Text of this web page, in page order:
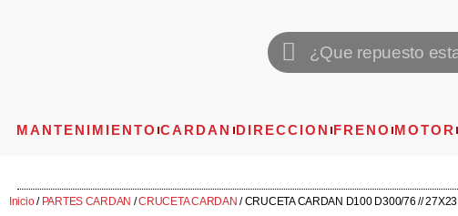
MANTENIMIENTO CARDAN DIRECCION FRENO MOTOR
Inicio/ PARTES CARDAN /CRUCETA CARDAN / CRUCETA CARDAN D100 D300/76 // 27X23